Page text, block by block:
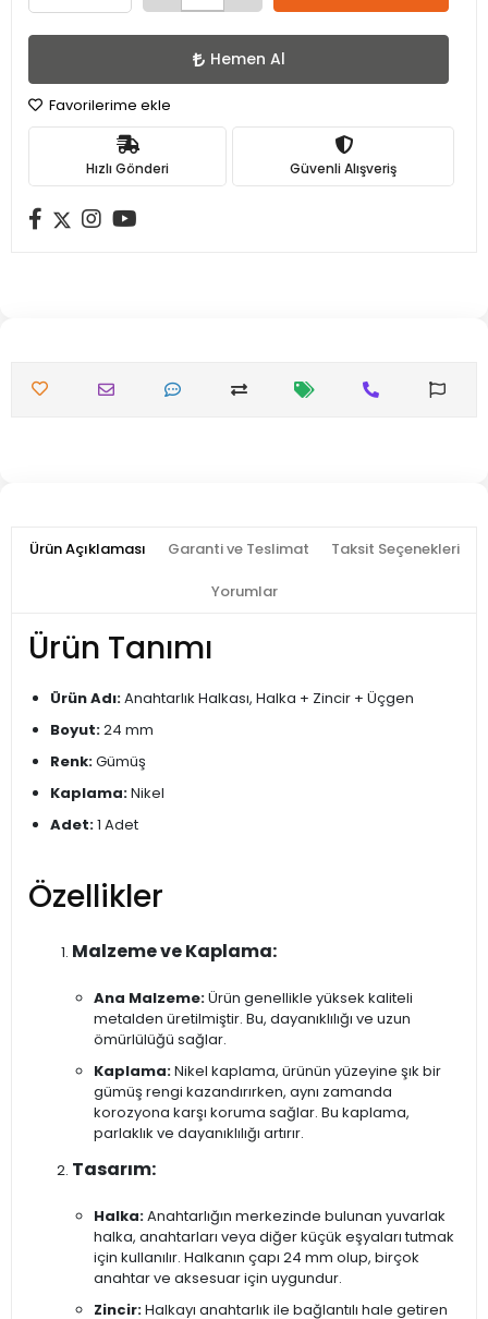
Hemen Al
Favorilerime ekle
Hızlı Gönderi Güvenli Alışveriş
Ürün Açıklaması Garanti ve Teslimat Taksit Seçenekleri
Yorumlar
Ürün Tanımı
Ürün Adı:Anahtarlık Halkası, Halka + Zincir + Üçgen
Boyut:24 mm
Renk:Gümüş
Kaplama:Nikel
Adet:1 Adet
Özellikler
Malzeme ve Kaplama:
Ana Malzeme:Ürün genellikle yüksek kaliteli
metalden üretilmiştir. Bu, dayanıklılığı ve uzun
ömürlülüğü sağlar.
Kaplama:Nikel kaplama, ürünün yüzeyine şık bir
gümüş rengi kazandırırken, aynı zamanda
korozyona karşı koruma sağlar. Bu kaplama,
parlaklık ve dayanıklılığı artırır.
Tasarım:
Halka:Anahtarlığın merkezinde bulunan yuvarlak
halka, anahtarları veya diğer küçük eşyaları tutmak
için kullanılır. Halkanın çapı 24 mm olup, birçok
anahtar ve aksesuar için uygundur.
Zincir:Halkayı anahtarlık ile bağlantılı hale getiren